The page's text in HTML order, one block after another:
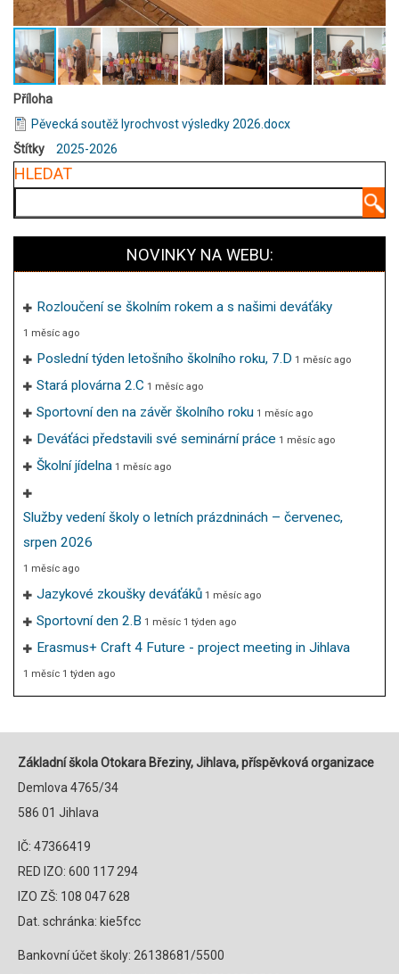
Příloha
Pěvecká soutěž lyrochvost výsledky 2026.docx
Štítky
2025-2026
HLEDAT
NOVINKY NA WEBU:
Rozloučení se školním rokem a s našimi deváťáky
1 měsíc ago
Poslední týden letošního školního roku, 7.D 1 měsíc ago
Stará plovárna 2.C 1 měsíc ago
Sportovní den na závěr školního roku 1 měsíc ago
Deváťáci představili své seminární práce 1 měsíc ago
Školní jídelna 1 měsíc ago
Služby vedení školy o letních prázdninách – červenec,
srpen 2026
1 měsíc ago
Jazykové zkoušky deváťáků 1 měsíc ago
Sportovní den 2.B 1 měsíc 1 týden ago
Erasmus+ Craft 4 Future - project meeting in Jihlava
1 měsíc 1 týden ago
Základní škola Otokara Březiny, Jihlava, příspěvková organizace
Demlova 4765/34
586 01 Jihlava
IČ: 47366419
RED IZO: 600 117 294
IZO ZŠ: 108 047 628
Dat. schránka: kie5fcc
Bankovní účet školy: 26138681/5500